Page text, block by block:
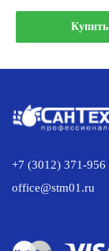
Купить
+7 (3012) 371-956
office@stm01.ru